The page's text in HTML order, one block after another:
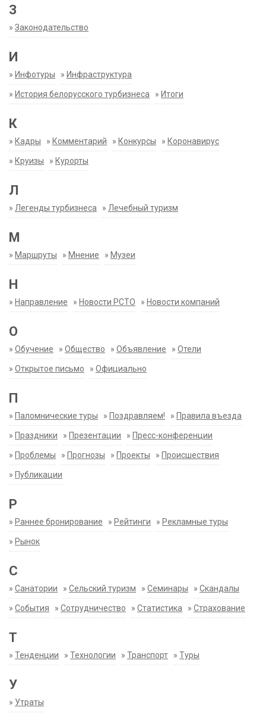
З
» Законодательство
И
» Инфотуры » Инфраструктура
» История белорусского турбизнеса » Итоги
К
» Кадры » Комментарий » Конкурсы » Коронавирус
» Круизы » Курорты
Л
» Легенды турбизнеса » Лечебный туризм
М
» Маршруты » Мнение » Музеи
Н
» Направление » Новости РСТО » Новости компаний
О
» Обучение » Общество » Объявление » Отели
» Открытое письмо » Официально
П
» Паломнические туры » Поздравляем! » Правила въезда
» Праздники » Презентации » Пресс-конференции
» Проблемы » Прогнозы » Проекты » Происшествия
» Публикации
Р
» Раннее бронирование » Рейтинги » Рекламные туры
» Рынок
С
» Санатории » Сельский туризм » Семинары » Скандалы
» События » Сотрудничество » Статистика » Страхование
Т
» Тенденции » Технологии » Транспорт » Туры
У
» Утраты